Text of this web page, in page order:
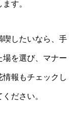
す。
喫したいなら、手
を選び、マナー
報もチェックし
ださい。